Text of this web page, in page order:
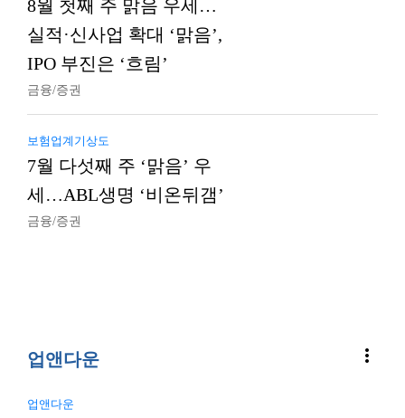
8월 첫째 주 맑음 우세…
실적·신사업 확대 ‘맑음’,
IPO 부진은 ‘흐림’
금융/증권
보험업계기상도
7월 다섯째 주 ‘맑음’ 우
세…ABL생명 ‘비온뒤갬’
금융/증권
업앤다운 more_vert
업앤다운